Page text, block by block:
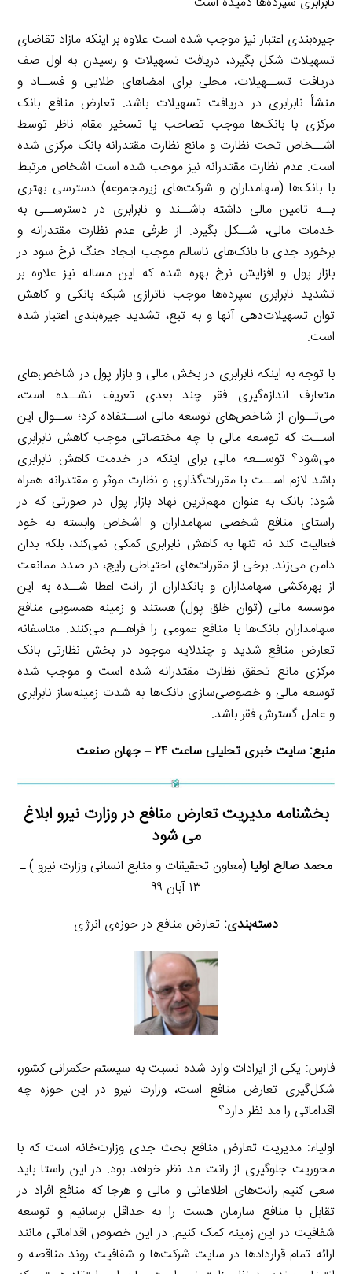
جیره‌بندی اعتبار نیز موجب شده است علاوه بر اینکه مازاد تقاضای
تسهیلات شکل بگیرد، دریافت تسهیلات و رسیدن به اول صف
دریافت تســهیلات، محلی برای امضاهای طلایی و فســاد و
منشأ نابرابری در دریافت تسهیلات باشد. تعارض منافع بانک
مرکزی با بانک‌ها موجب تصاحب یا تسخیر مقام ناظر توسط
اشــخاص تحت نظارت و مانع نظارت مقتدرانه بانک مرکزی شده
است. عدم نظارت مقتدرانه نیز موجب شده است اشخاص مرتبط
با بانک‌ها (سهامداران و شرکت‌های زیرمجموعه) دسترسی بهتری
بــه تامین مالی داشته باشــند و نابرابری در دسترســی به
خدمات مالی، شــکل بگیرد. از طرفی عدم نظارت مقتدرانه و
برخورد جدی با بانک‌های ناسالم موجب ایجاد جنگ نرخ سود در
بازار پول و افزایش نرخ بهره شده که این مساله نیز علاوه بر
تشدید نابرابری سپرده‌ها موجب ناترازی شبکه بانکی و کاهش
توان تسهیلات‌دهی آنها و به تبع، تشدید جیره‌بندی اعتبار شده
است.
با توجه به اینکه نابرابری در بخش مالی و بازار پول در شاخص‌های
متعارف اندازه‌گیری فقر چند بعدی تعریف نشــده است،
می‌تــوان از شاخص‌های توسعه مالی اســتفاده کرد؛ ســوال این
اســت که توسعه مالی با چه مختصاتی موجب کاهش نابرابری
می‌شود؟ توســعه مالی برای اینکه در خدمت کاهش نابرابری
باشد لازم اســت با مقررات‌گذاری و نظارت موثر و مقتدرانه همراه
شود: بانک به عنوان مهم‌ترین نهاد بازار پول در صورتی که در
راستای منافع شخصی سهامداران و اشخاص وابسته به خود
فعالیت کند نه تنها به کاهش نابرابری کمکی نمی‌کند، بلکه بدان
دامن می‌زند. برخی از مقررات‌های احتیاطی رایج، در صدد ممانعت
از بهره‌کشی سهامداران و بانکداران از رانت اعطا شــده به این
موسسه مالی (توان خلق پول) هستند و زمینه همسویی منافع
سهامداران بانک‌ها با منافع عمومی را فراهــم می‌کنند. متاسفانه
تعارض منافع شدید و چندلایه موجود در بخش نظارتی بانک
مرکزی مانع تحقق نظارت مقتدرانه شده است و موجب شده
توسعه مالی و خصوصی‌سازی بانک‌ها به شدت زمینه‌ساز نابرابری
و عامل گسترش فقر باشد.
منبع: سایت خبری تحلیلی ساعت ۲۴ –جهان صنعت
بخشنامه مدیریت تعارض منافع در وزارت نیرو ابلاغ
می شود
محمد صالح اولیا (معاون تحقیقات و منابع انسانی وزارت نیرو ) ـ
۱۳ آبان ۹۹
دسته‌بندی: تعارض منافع در حوزه‌ی انرژی
فارس: یکی از ایرادات وارد شده نسبت به سیستم حکمرانی کشور،
شکل‌گیری تعارض منافع است، وزارت نیرو در این حوزه چه
اقداماتی را مد نظر دارد؟
اولیاء: مدیریت تعارض منافع بحث جدی وزارت‌خانه است که با
محوریت جلوگیری از رانت مد نظر خواهد بود. در این راستا باید
سعی کنیم رانت‌های اطلاعاتی و مالی و هرجا که منافع افراد در
تقابل با منافع سازمان هست را به حداقل برسانیم و توسعه
شفافیت در این زمینه کمک کنیم. در این خصوص اقداماتی مانند
ارائه تمام قراردادها در سایت شرکت‌ها و شفافیت روند مناقصه و